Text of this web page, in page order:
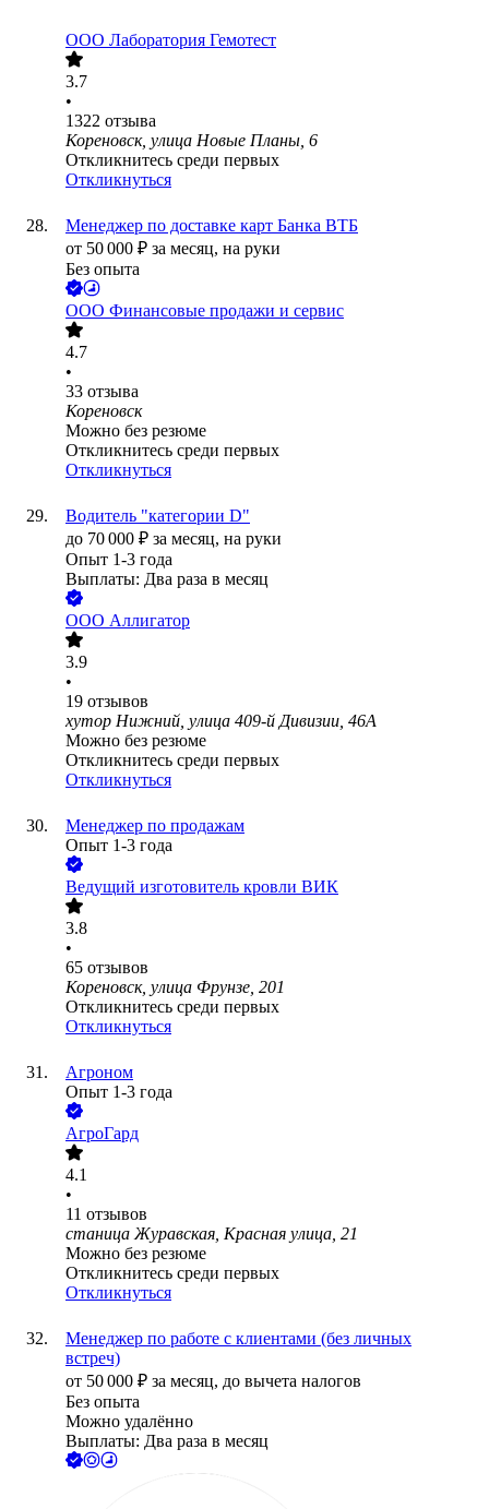
ООО Лаборатория Гемотест
3.7
•
1322 отзыва
Кореновск, улица Новые Планы, 6
Откликнитесь среди первых
Откликнуться
Менеджер по доставке карт Банка ВТБ
от 50 000 ₽ за месяц, на руки
Без опыта
ООО Финансовые продажи и сервис
4.7
•
33 отзыва
Кореновск
Можно без резюме
Откликнитесь среди первых
Откликнуться
Водитель "категории D"
до 70 000 ₽ за месяц, на руки
Опыт 1-3 года
Выплаты: Два раза в месяц
ООО Аллигатор
3.9
•
19 отзывов
хутор Нижний, улица 409-й Дивизии, 46А
Можно без резюме
Откликнитесь среди первых
Откликнуться
Менеджер по продажам
Опыт 1-3 года
Ведущий изготовитель кровли ВИК
3.8
•
65 отзывов
Кореновск, улица Фрунзе, 201
Откликнитесь среди первых
Откликнуться
Агроном
Опыт 1-3 года
АгроГард
4.1
•
11 отзывов
станица Журавская, Красная улица, 21
Можно без резюме
Откликнитесь среди первых
Откликнуться
Менеджер по работе с клиентами (без личных
встреч)
от 50 000 ₽ за месяц, до вычета налогов
Без опыта
Можно удалённо
Выплаты: Два раза в месяц